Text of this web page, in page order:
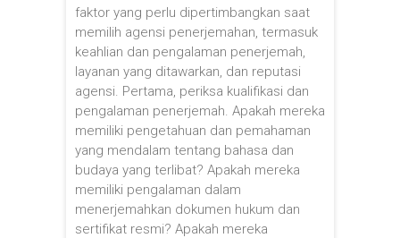
faktor yang perlu dipertimbangkan saat
memilih agensi penerjemahan, termasuk
keahlian dan pengalaman penerjemah,
layanan yang ditawarkan, dan reputasi
agensi. Pertama, periksa kualifikasi dan
pengalaman penerjemah. Apakah mereka
memiliki pengetahuan dan pemahaman
yang mendalam tentang bahasa dan
budaya yang terlibat? Apakah mereka
memiliki pengalaman dalam
menerjemahkan dokumen hukum dan
sertifikat resmi? Apakah mereka